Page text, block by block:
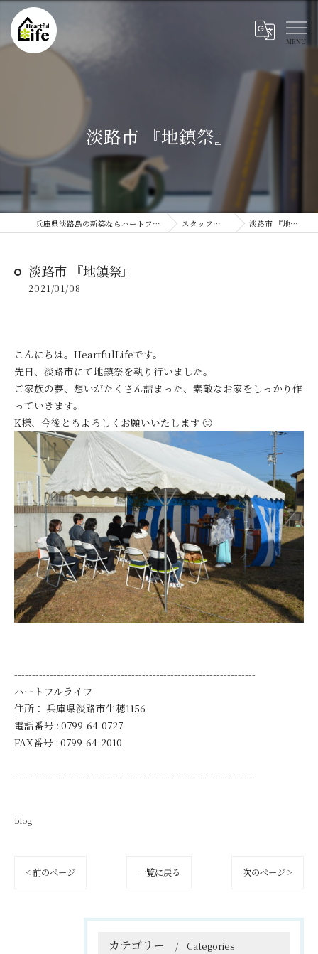
淡路市 『地鎮祭』
兵庫県淡路島の新築ならハートフルライフ スタッフブログ 淡路市 『地鎮祭』
淡路市 『地鎮祭』
2021/01/08
こんにちは。HeartfulLifeです。
先日、淡路市にて地鎮祭を執り行いました。
ご家族の夢、想いがたくさん詰まった、素敵なお家をしっかり作
っていきます。
K様、今後ともよろしくお願いいたします 🙂
--------------------------------------------------------------------
ハートフルライフ
住所： 兵庫県淡路市生穂1156
電話番号 : 0799-64-0727
FAX番号 : 0799-64-2010
--------------------------------------------------------------------
blog
< 前のページ 一覧に戻る 次のページ >
カテゴリー Categories